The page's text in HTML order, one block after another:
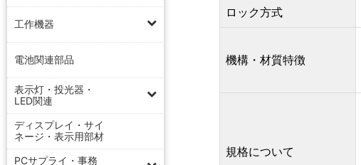
工作機器
電池関連部品
表示灯・投光器・
LED関連
ディスプレイ・サイ
ネージ・表示用部材
PCサプライ・事務
ロック方式
機構・材質特徴
規格について